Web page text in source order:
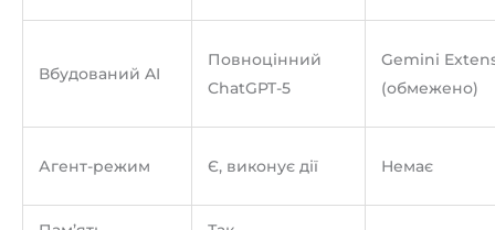
Вбудований AI
Повноцінний
ChatGPT-5
Gemini
(обмежено)
Агент-режим Є, виконує дії Немає